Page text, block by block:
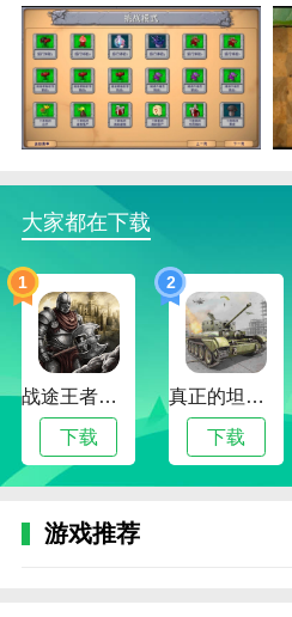
2、游戏融入趣味剧情，
解决难题，推动故事发展。
3、玩家可以邀请好友组
军团，增加游戏的互动性。
索更多内容。
植物大战僵尸海滩融合
战僵尸而改编的同人塔防游
物能力在一个植物的身上，
制，但植物大战僵尸海滩融
合植物，自由度更大。
植物大战僵尸海滩融合旅行
1、在对局中，玩家首先
植，然后将想要融合的植物种
大家都在下载
1
战途王者最新版
下载
2
真正的坦克大战
下载
游戏推荐